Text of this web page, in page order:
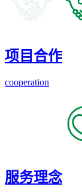
项目合作
cooperation
服务理念